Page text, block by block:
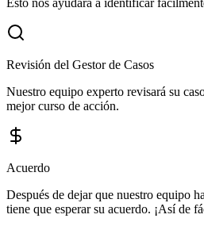
Esto nos ayudará a identificar
Revisión del Gestor de Casos
Nuestro equipo experto revisará su
mejor curso de acción.
Acuerdo
Después de dejar que nuestro equipo
tiene que esperar su acuerdo. ¡Así de